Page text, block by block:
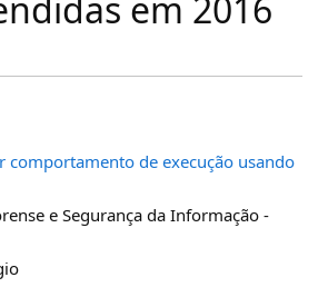
de execução usando
e Segurança da Informação -